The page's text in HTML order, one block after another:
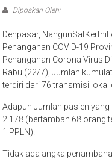
Diposkan Oleh:
Denpasar,
Penanganan COVID-19
Penanganan Corona Virus
Rabu (22/7), Jumlah
terdiri dari 76 transmisi lokal
Adapun Jumlah pasien
2.178 (bertambah 68 orang
1 PPLN).
Tidak ada angka